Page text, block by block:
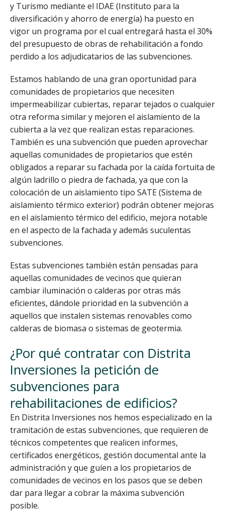
y Turismo mediante el IDAE (Instituto para la
diversificación y ahorro de energía) ha puesto en
vigor un programa por el cual entregará hasta el 30%
del presupuesto de obras de rehabilitación a fondo
perdido a los adjudicatarios de las subvenciones.
Estamos hablando de una gran oportunidad para
comunidades de propietarios que necesiten
impermeabilizar cubiertas, reparar tejados o cualquier
otra reforma similar y mejoren el aislamiento de la
cubierta a la vez que realizan estas reparaciones.
También es una subvención que pueden aprovechar
aquellas comunidades de propietarios que estén
obligados a reparar su fachada por la caída fortuita de
algún ladrillo o piedra de fachada, ya que con la
colocación de un aislamiento tipo SATE (Sistema de
aislamiento térmico exterior) podrán obtener mejoras
en el aislamiento térmico del edificio, mejora notable
en el aspecto de la fachada y además suculentas
subvenciones.
Estas subvenciones también están pensadas para
aquellas comunidades de vecinos que quieran
cambiar iluminación o calderas por otras más
eficientes, dándole prioridad en la subvención a
aquellos que instalen sistemas renovables como
calderas de biomasa o sistemas de geotermia.
¿Por qué contratar con Distrita
Inversiones la petición de
subvenciones para
rehabilitaciones de edificios?
En Distrita Inversiones nos hemos especializado en la
tramitación de estas subvenciones, que requieren de
técnicos competentes que realicen informes,
certificados energéticos, gestión documental ante la
administración y que guíen a los propietarios de
comunidades de vecinos en los pasos que se deben
dar para llegar a cobrar la máxima subvención
posible.